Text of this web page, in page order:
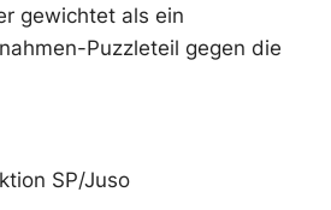
gewichtet als ein
Puzzleteil gegen die
SP/Juso